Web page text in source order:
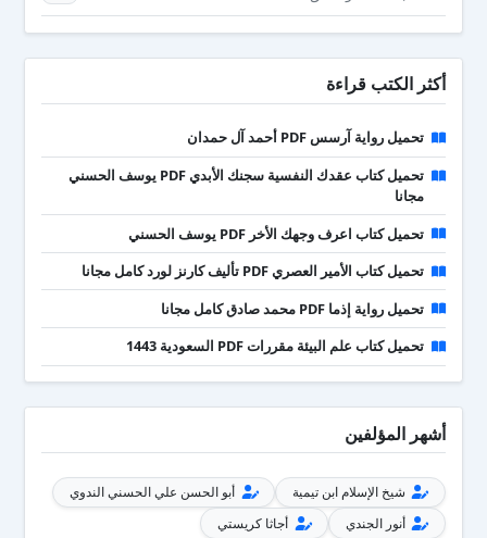
أكثر الكتب قراءة
تحميل رواية آرسس PDF أحمد آل حمدان
تحميل كتاب عقدك النفسية سجنك الأبدي PDF يوسف الحسني
مجانا
تحميل كتاب اعرف وجهك الأخر PDF يوسف الحسني
تحميل كتاب الأمير العصري PDF تأليف كارنز لورد كامل مجانا
تحميل رواية إذما PDF محمد صادق كامل مجانا
تحميل كتاب علم البيئة مقررات PDF السعودية 1443
أشهر المؤلفين
شيخ الإسلام ابن تيمية
أبو الحسن علي الحسني الندوي
أنور الجندي
أجاثا كريستي